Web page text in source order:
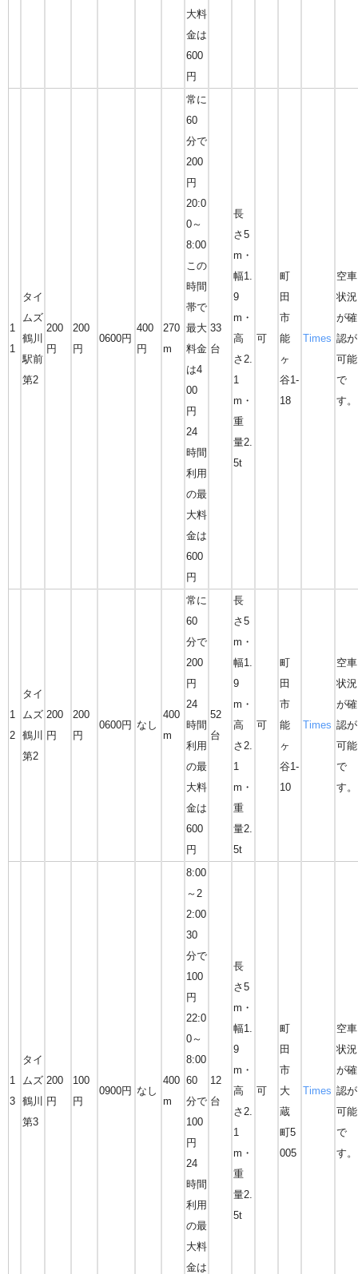
大料
金は
600
円
1
1
タイ
ムズ
鶴川
駅前
第2
200
円
200
円
0600円
400
円
270
m
常に
60
分で
200
円
20:0
0～
8:00
この
時間
帯で
最大
料金
は4
00
円
24
時間
利用
の最
大料
金は
600
円
33
台
長
さ5
m・
幅1.
9
m・
高
さ2.
1
m・
重
量2.
5t
可
町
田
市
能
ヶ
谷1-
18
Times
空車
状況
が確
認が
可能
で
す。
1
2
タイ
ムズ
鶴川
第2
200
円
200
円
0600円 なし
400
m
常に
60
分で
200
円
24
時間
利用
の最
大料
金は
600
円
52
台
長
さ5
m・
幅1.
9
m・
高
さ2.
1
m・
重
量2.
5t
可
町
田
市
能
ヶ
谷1-
10
Times
空車
状況
が確
認が
可能
で
す。
1
3
タイ
ムズ
鶴川
第3
200
円
100
円
0900円 なし
400
m
8:00
～2
2:00
30
分で
100
円
22:0
0～
8:00
60
分で
100
円
24
時間
利用
の最
大料
金は
12
台
長
さ5
m・
幅1.
9
m・
高
さ2.
1
m・
重
量2.
5t
可
町
田
市
大
蔵
町5
005
Times
空車
状況
が確
認が
可能
で
す。